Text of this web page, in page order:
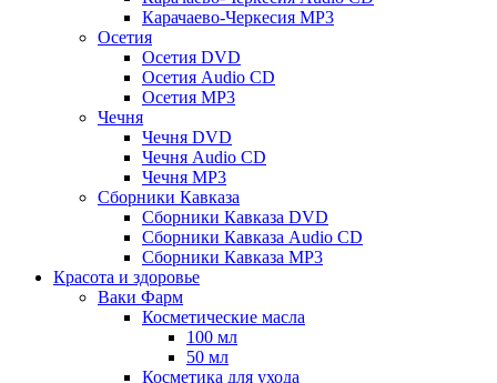
Карачаево-Черкесия MP3
Осетия
Осетия DVD
Осетия Audio CD
Осетия MP3
Чечня
Чечня DVD
Чечня Audio CD
Чечня MP3
Сборники Кавказа
Сборники Кавказа DVD
Сборники Кавказа Audio CD
Сборники Кавказа MP3
Красота и здоровье
Ваки Фарм
Косметические масла
100 мл
50 мл
Косметика для ухода